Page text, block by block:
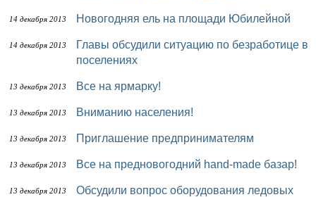
14 декабря 2013 Новогодняя ель на площади Юбилейной
14 декабря 2013
Главы обсудили ситуацию по безработице в
поселениях
13 декабря 2013 Все на ярмарку!
13 декабря 2013 Вниманию населения!
13 декабря 2013 Приглашение предпринимателям
13 декабря 2013 Все на предновогодний hand-made базар!
13 декабря 2013
Обсудили вопрос оборудования ледовых